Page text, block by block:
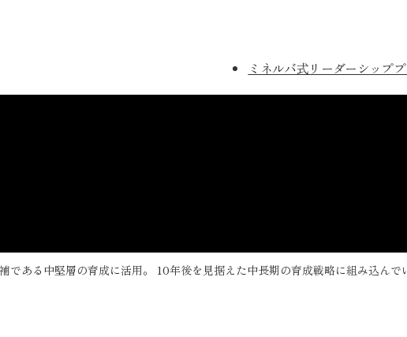
ミネルバ式リーダーシップ
である中堅層の育成に活用。 10年後を見据えた中長期の育成戦略に組み込んで